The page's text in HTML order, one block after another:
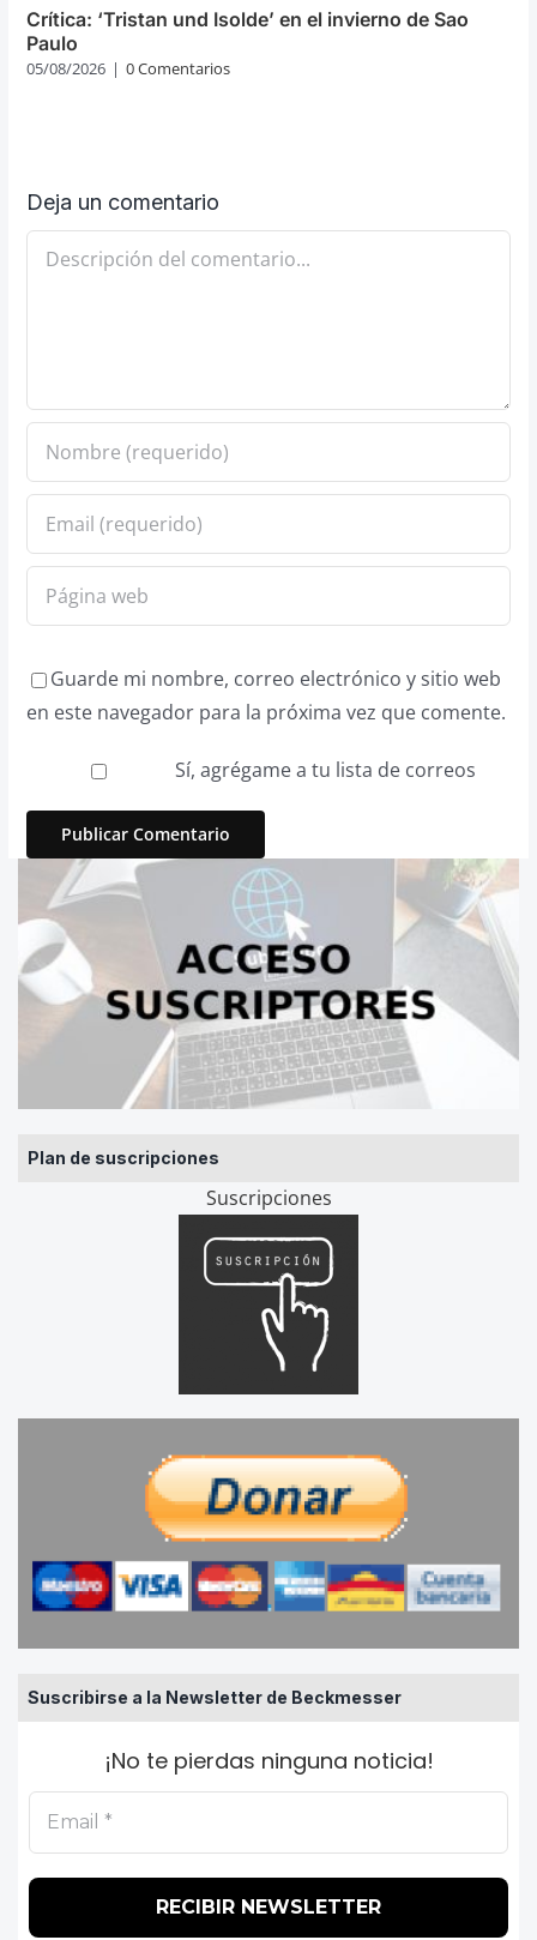
Plan de suscripciones
Suscripciones
Suscribirse a la Newsletter de Beckmesser
¡No te pierdas ninguna noticia!
Crítica: ‘Tristan und Isolde’ en el invierno de Sao
Paulo
05/08/2026 | 0 Comentarios
Deja un comentario
Comentario
Guarde mi nombre, correo electrónico y sitio web
en este navegador para la próxima vez que comente.
Sí, agrégame a tu lista de correos